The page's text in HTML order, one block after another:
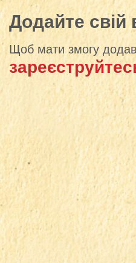
Додайте свій
Щоб мати змогу